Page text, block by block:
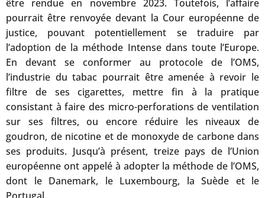
être rendue en novembre 2023. Toutefois, l’affaire
pourrait être renvoyée devant la Cour européenne de
justice, pouvant potentiellement se traduire par
l’adoption de la méthode Intense dans toute l’Europe.
En devant se conformer au protocole de l’OMS,
l’industrie du tabac pourrait être amenée à revoir le
filtre de ses cigarettes, mettre fin à la pratique
consistant à faire des micro-perforations de ventilation
sur ses filtres, ou encore réduire les niveaux de
goudron, de nicotine et de monoxyde de carbone dans
ses produits. Jusqu’à présent, treize pays de l’Union
européenne ont appelé à adopter la méthode de l’OMS,
dont le Danemark, le Luxembourg, la Suède et le